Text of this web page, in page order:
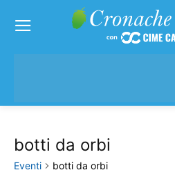
botti da orbi
Eventi botti da orbi